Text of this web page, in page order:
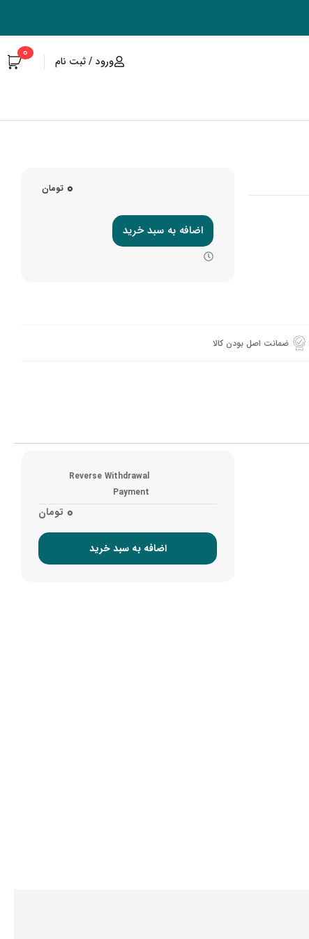
0 ورود / ثبت نام
تومان 0
اضافه‌ به سبد خرید
ضمانت اصل بودن کالا
Reverse Withdrawal
Payment
تومان 0
اضافه به سبد خرید